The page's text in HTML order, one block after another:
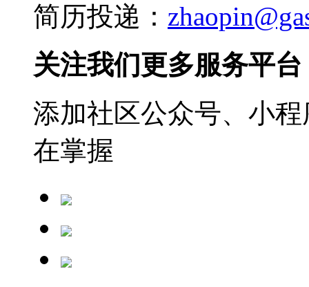
简历投递：
关注我们更多服务平台
添加社区公众号、小
在掌握